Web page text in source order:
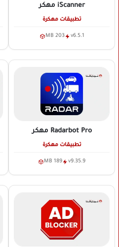
iScanner مهكر
تطبيقات مهكرة
v6.5.1
203 MB
Radarbot Pro مهكر
تطبيقات مهكرة
v9.35.9
189 MB